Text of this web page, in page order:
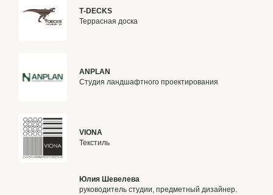
Т-DECKS
Террасная доска
ANPLAN
Студия ландшафтного проектирования
VIONA
Текстиль
Юлия Шевелева
руководитель студии, предметный дизайнер.